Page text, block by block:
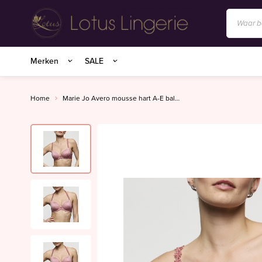
Merken SALE
Anita/Rosa Faia
BIRDLAND sokken
Charlie Choe
Marie Jo
Marie Jo Swim
Superfine organics
Mey Nachtmode
Oroblu
Home Marie Jo Avero mousse hart A-E ballet pink